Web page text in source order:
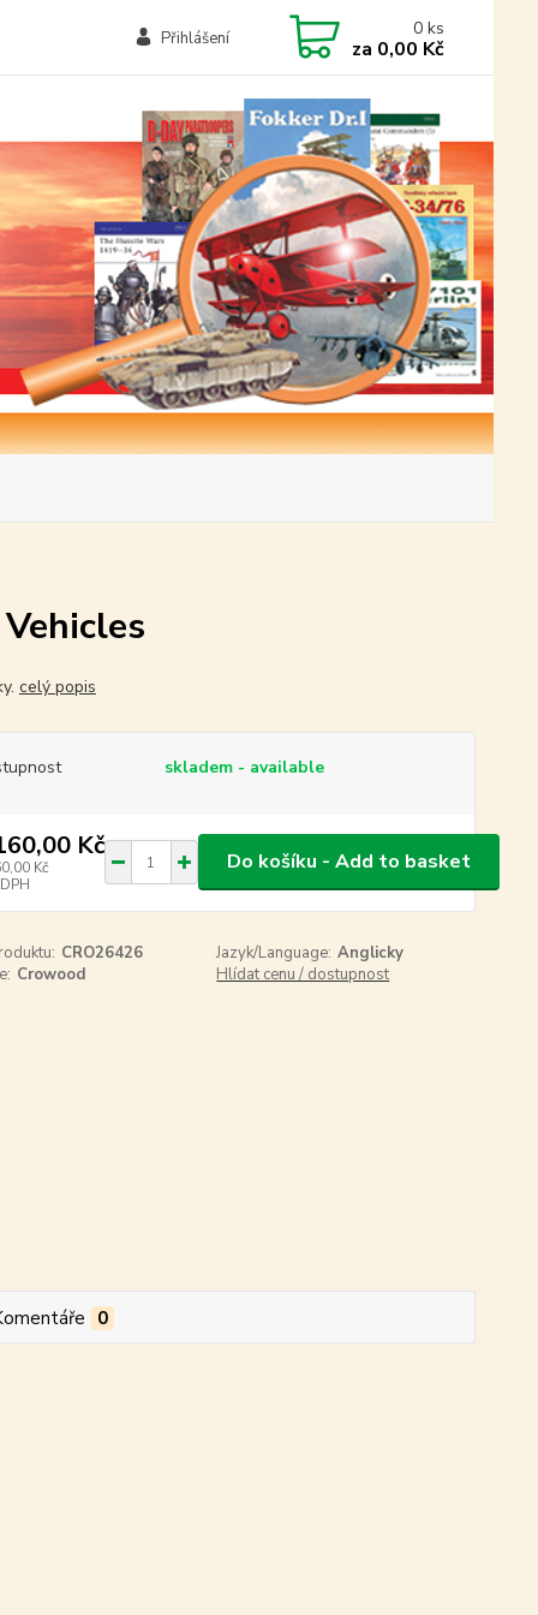
Přihlášení 0 ks
za 0,00 Kč
celý popis
skladem - available
Kč
Kč
Do košíku - Add to basket
CRO26426 Jazyk/Language: Anglicky
Crowood Hlídat cenu / dostupnost
0